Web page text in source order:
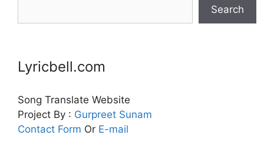
Search
Lyricbell.com
Song Translate Website
Project By : Gurpreet Sunam
Contact Form Or E-mail